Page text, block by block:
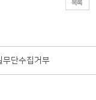
무단수집거부